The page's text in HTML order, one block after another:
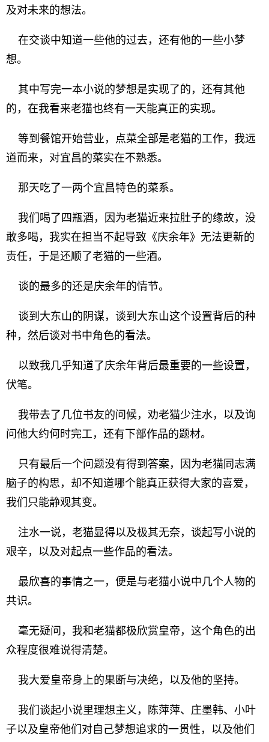
及对未来的想法。
在交谈中知道一些他的过去，还有他的一些小梦
想。
其中写完一本小说的梦想是实现了的，还有其他
的，在我看来老猫也终有一天能真正的实现。
等到餐馆开始营业，点菜全部是老猫的工作，我远
道而来，对宜昌的菜实在不熟悉。
那天吃了一两个宜昌特色的菜系。
我们喝了四瓶酒，因为老猫近来拉肚子的缘故，没
敢多喝，我实在担当不起导致《庆余年》无法更新的
责任，于是还顺了老猫的一些酒。
谈的最多的还是庆余年的情节。
谈到大东山的阴谋，谈到大东山这个设置背后的种
种，然后谈对书中角色的看法。
以致我几乎知道了庆余年背后最重要的一些设置，
伏笔。
我带去了几位书友的问候，劝老猫少注水，以及询
问他大约何时完工，还有下部作品的题材。
只有最后一个问题没有得到答案，因为老猫同志满
脑子的构思，却不知道哪个能真正获得大家的喜爱，
我们只能静观其变。
注水一说，老猫显得以及极其无奈，谈起写小说的
艰辛，以及对起点一些作品的看法。
最欣喜的事情之一，便是与老猫小说中几个人物的
共识。
毫无疑问，我和老猫都极欣赏皇帝，这个角色的出
众程度很难说得清楚。
我大爱皇帝身上的果断与决绝，以及他的坚持。
我们谈起小说里理想主义，陈萍萍、庄墨韩、小叶
子以及皇帝他们对自己梦想追求的一贯性，以及他们